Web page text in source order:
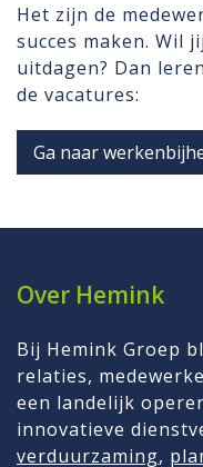
Het zijn de
succes maken. Wil
uitdagen? Dan
de vacatures:
Ga naar
Over Hemink
Bij Hemink Groep
relaties,
een landelijk
innovatieve
verduurzaming,